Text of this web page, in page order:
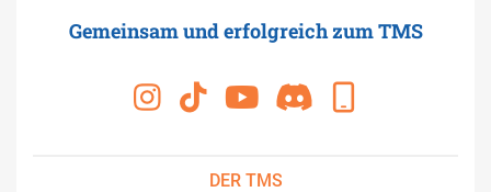
Gemeinsam und erfolgreich zum TMS
DER TMS